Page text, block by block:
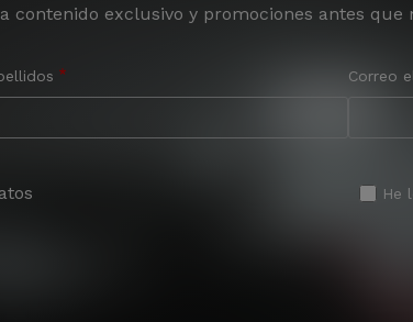
contenido exclusivo y promociones antes que
Correo
He